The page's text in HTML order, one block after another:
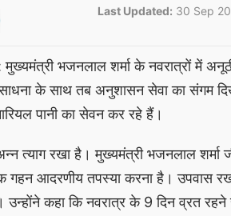
Last Updated: 30 Sep
मुख्यमंत्री भजनलाल शर्मा के नवरात्रों में
के साथ तब अनुशासन सेवा का संगम
पानी का सेवन कर रहे हैं।
त्याग रखा है। मुख्यमंत्री भजनलाल शर्मा
गहन आदरणीय तपस्या करना है। उपवास
उन्होंने कहा कि नवरात्र के 9 दिन व्रत